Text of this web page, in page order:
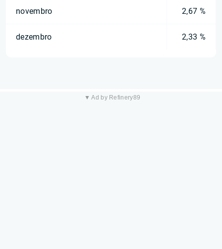
novembro 2,67 %
dezembro 2,33 %
▼ Ad by Refinery89